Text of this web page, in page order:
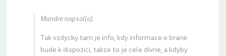
Mandre napsal(a):
Tak vzdycky tam je info, kdy informace o brane
bude k dispozici, takze to je cele divne, a kdyby